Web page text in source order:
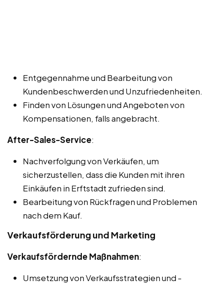
Entgegennahme und Bearbeitung von
Kundenbeschwerden und Unzufriedenheiten.
Finden von Lösungen und Angeboten von
Kompensationen, falls angebracht.
After-Sales-Service:
Nachverfolgung von Verkäufen, um
sicherzustellen, dass die Kunden mit ihren
Einkäufen in Erftstadt zufrieden sind.
Bearbeitung von Rückfragen und Problemen
nach dem Kauf.
Verkaufsförderung und Marketing
Verkaufsfördernde Maßnahmen:
Umsetzung von Verkaufsstrategien und -